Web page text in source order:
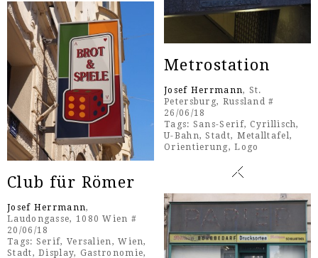
Metrostation
Josef Herrmann, St.
Petersburg, Russland #
26/06/18
Tags: Sans-Serif, Cyrillisch,
U-Bahn,Stadt, Metalltafel,
Orientierung,Logo
Club für Römer
Josef Herrmann,
Laudongasse, 1080 Wien #
20/06/18
Tags: Serif, Versalien,Wien,
Stadt,Display, Gastronomie,